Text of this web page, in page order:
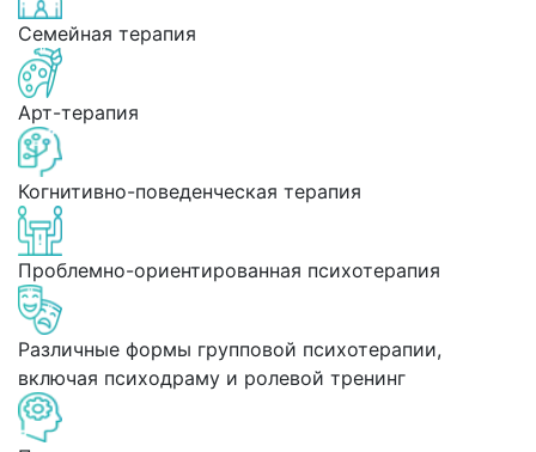
Семейная терапия
Арт-терапия
Когнитивно-поведенческая терапия
Проблемно-ориентированная психотерапия
Различные формы групповой психотерапии,
включая психодраму и ролевой тренинг